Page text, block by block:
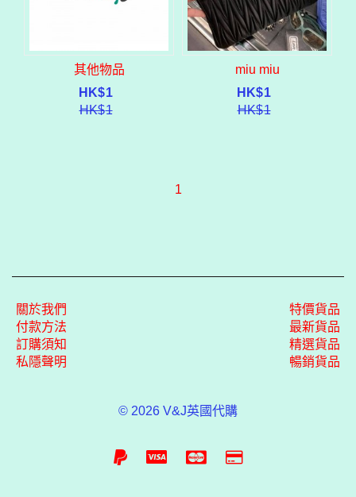
其他物品
HK$1
HK$1
miu miu
HK$1
HK$1
1
關於我們
付款方法
訂購須知
私隱聲明
特價貨品
最新貨品
精選貨品
暢銷貨品
© 2026 V&J英國代購